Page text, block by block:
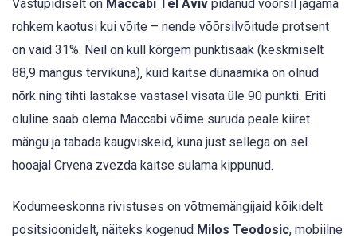
Vastupidiselt on Maccabi Tel Aviv pidanud võõrsil jagama
rohkem kaotusi kui võite – nende võõrsilvõitude protsent
on vaid 31%. Neil on küll kõrgem punktisaak (keskmiselt
88,9 mängus tervikuna), kuid kaitse dünaamika on olnud
nõrk ning tihti lastakse vastasel visata üle 90 punkti. Eriti
oluline saab olema Maccabi võime suruda peale kiiret
mängu ja tabada kaugviskeid, kuna just sellega on sel
hooajal Crvena zvezda kaitse sulama kippunud.
Kodumeeskonna rivistuses on võtmemängijaid kõikidelt
positsioonidelt, näiteks kogenud Milos Teodosic, mobiilne